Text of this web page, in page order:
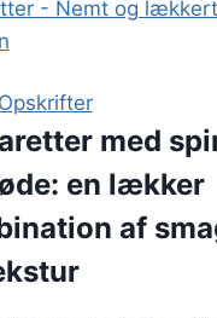
sund
Opskrifter
med
en lækker
af